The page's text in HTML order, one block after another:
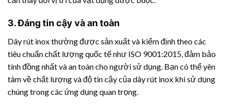
3. Đáng tin cậy và an toàn
Dây rút inox thường được sản xuất và kiểm định theo các
tiêu chuẩn chất lượng quốc tế như ISO 9001:2015, đảm bảo
tính đồng nhất và an toàn cho người sử dụng. Bạn có thể yên
tâm về chất lượng và độ tin cậy của dây rút inox khi sử dụng
chúng trong các ứng dụng quan trọng.